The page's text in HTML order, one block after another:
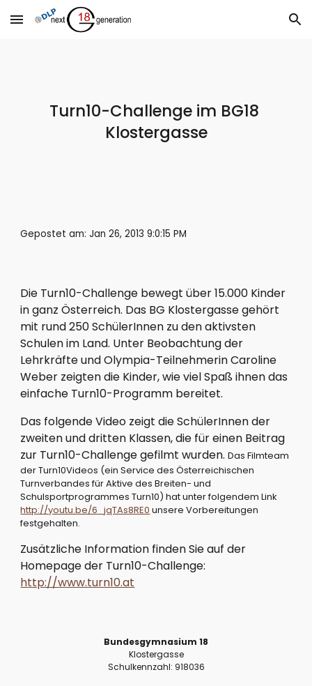
Skip to main content Skip to navigation
Turn10-Challenge im BG18
Klostergasse
Gepostet am: Jan 26, 2013 9:0:15 PM
Die Turn10-Challenge bewegt über 15.000 Kinder
in ganz Österreich. Das BG Klostergasse gehört
mit rund 250 SchülerInnen zu den aktivsten
Schulen im Land. Unter Beobachtung der
Lehrkräfte und Olympia-Teilnehmerin Caroline
Weber zeigten die Kinder, wie viel Spaß ihnen das
einfache Turn10-Programm bereitet.
Das folgende Video zeigt die SchülerInnen der
zweiten und dritten Klassen, die für einen Beitrag
zur Turn10-Challenge gefilmt wurden. Das Filmteam
der Turn10Videos (ein Service des Österreichischen
Turnverbandes für Aktive des Breiten- und
Schulsportprogrammes Turn10) hat unter folgendem Link
http://youtu.be/6_jqTAs8RE0 unsere Vorbereitungen
festgehalten.
Zusätzliche Information finden Sie auf der
http://www.turn10.at
Bundesgymnasium 18
Klostergasse
Schulkennzahl: 918036